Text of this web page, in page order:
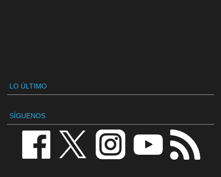
LO ÚLTIMO
SÍGUENOS